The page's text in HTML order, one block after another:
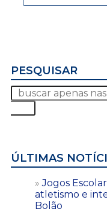
PESQUISAR
ÚLTIMAS
Jogos
atletismo e
Bolão